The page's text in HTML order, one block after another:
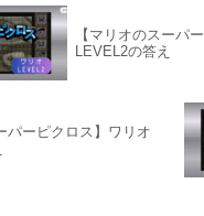
【マリオのスーパ
LEVEL2の答え
パーピクロス】ワリオ